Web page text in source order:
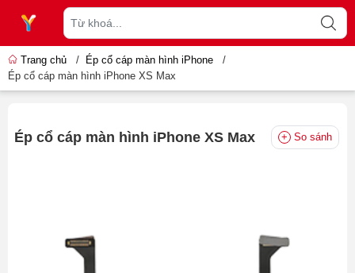
Trang chủ / Ép cổ cáp màn hình iPhone
/
Ép cổ cáp màn hình iPhone XS Max
Ép cổ cáp màn hình iPhone XS Max So sánh